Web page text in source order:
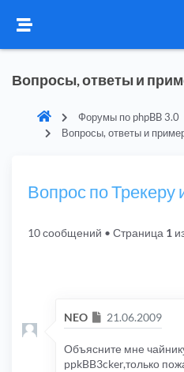
Вопросы, ответы и
Форумы по phpBB 3.0
Вопросы, ответы и
Вопрос по Трекеру
10 сообщений • Страница 1
NEO Сообщение
21.06.2009
Объясните мне
ppkBB3cker,только